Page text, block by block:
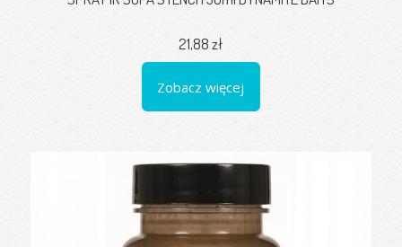
21,88 zł
Zobacz więcej